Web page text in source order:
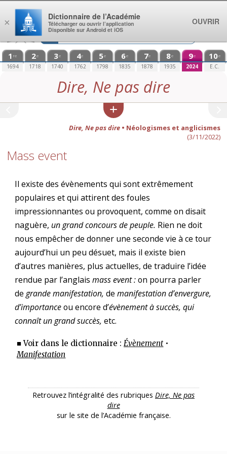
Aller au contenu
1 re
1694
2e
1718
3e
1740
4e
1762
5e
1798
6e
1835
7e
1878
8e
1935
9e
2024
10e
E.C.
Dire, Ne pas dire
Dire, Ne pas dire• Néologismes et anglicismes
(3/11/2022)
Mass event
Il existe des évènements qui sont extrêmement
populaires et qui attirent des foules
impressionnantes ou provoquent, comme on disait
naguère,un grand concours de peuple. Rien ne doit
nous empêcher de donner une seconde vie à ce tour
aujourd’hui un peu désuet, mais il existe bien
d’autres manières, plus actuelles, de traduire l’idée
rendue par l’anglaismass event :on pourra parler
degrande manifestation, demanifestation d’envergure,
d’importanceou encore d’évènement à succès, qui
connaît un grand succès, etc.
■ Voir dans le dictionnaire :Évènement•
Manifestation
Retrouvez l’intégralité des rubriques Dire, Ne pas
dire
sur le site de l’Académie française.
×
Dictionnaire de l’Académie
Télécharger ou ouvrir l’application
Disponible sur Android et iOS
OUVRIR